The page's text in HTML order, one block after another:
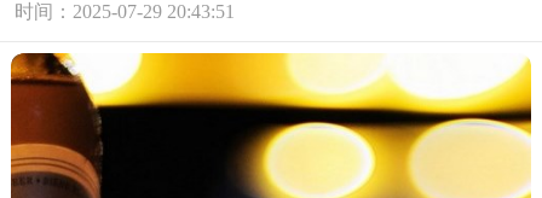
时间：2025-07-29 20:43:51